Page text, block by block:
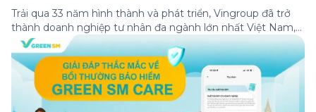
Trải qua 33 năm hình thành và phát triển, Vingroup đã trở
thành doanh nghiệp tư nhân đa ngành lớn nhất Việt Nam,
lọt Top 30 doanh nghiệp lớn nhất Đông Nam Á theo bảng
xếp hạng của Tạp chí Fortune (Mỹ). Nhân kỷ niệm 33 năm
thành lập (8/8/1993 đến 8/8/2026), Green SM trân […]